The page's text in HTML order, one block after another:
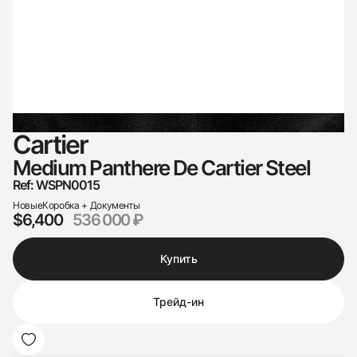
Cartier
Medium Panthere De Cartier Steel
Ref: WSPN0015
НовыеКоробка + Документы
$6,400 536 000 ₽
Купить
Трейд-ин